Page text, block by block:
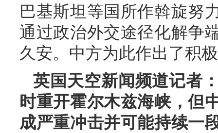
巴基斯坦等国所作斡旋努
通过政治外交途径化解争
久安。中方为此作出了积
英国天空新闻频道记者
时重开霍尔木兹海峡，但
成严重冲击并可能持续一